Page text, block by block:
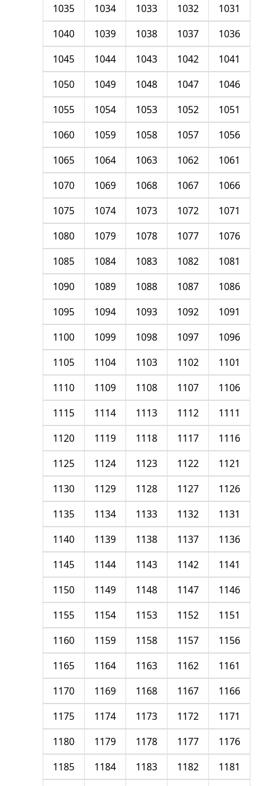
1031
1032
1033
1034
1035
1036
1037
1038
1039
1040
1041
1042
1043
1044
1045
1046
1047
1048
1049
1050
1051
1052
1053
1054
1055
1056
1057
1058
1059
1060
1061
1062
1063
1064
1065
1066
1067
1068
1069
1070
1071
1072
1073
1074
1075
1076
1077
1078
1079
1080
1081
1082
1083
1084
1085
1086
1087
1088
1089
1090
1091
1092
1093
1094
1095
1096
1097
1098
1099
1100
1101
1102
1103
1104
1105
1106
1107
1108
1109
1110
1111
1112
1113
1114
1115
1116
1117
1118
1119
1120
1121
1122
1123
1124
1125
1126
1127
1128
1129
1130
1131
1132
1133
1134
1135
1136
1137
1138
1139
1140
1141
1142
1143
1144
1145
1146
1147
1148
1149
1150
1151
1152
1153
1154
1155
1156
1157
1158
1159
1160
1161
1162
1163
1164
1165
1166
1167
1168
1169
1170
1171
1172
1173
1174
1175
1176
1177
1178
1179
1180
1181
1182
1183
1184
1185